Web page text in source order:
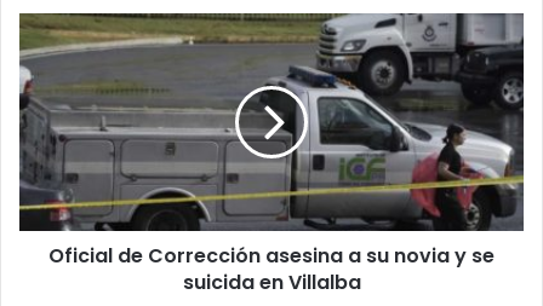
Oficial
de
Corrección
asesina
a
su
novia
y
se
suicidaOficial de Corrección asesina a su novia y se
suicida en Villalba